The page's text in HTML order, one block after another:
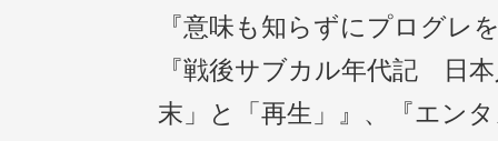
『意味も知らずにプログレ
『戦後サブカル年代記 日
末」と「再生」』、『エン